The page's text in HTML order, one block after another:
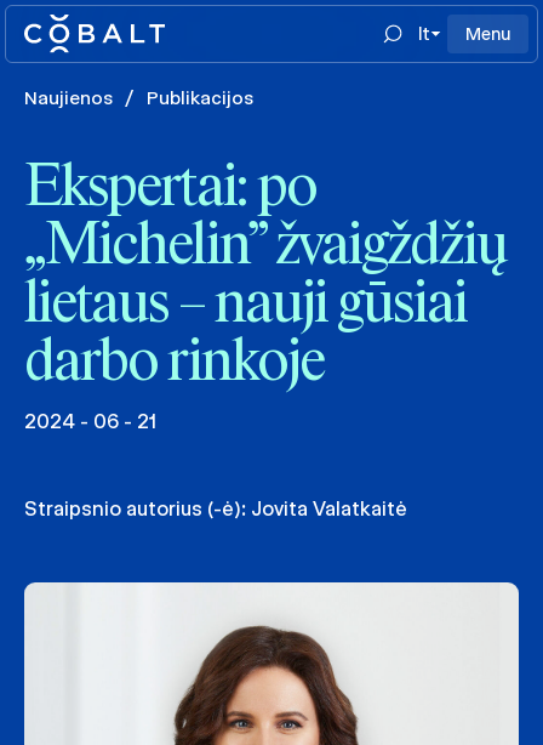
lt Menu
Naujienos / Publikacijos
Ekspertai: po
„Michelin” žvaigždžių
lietaus – nauji gūsiai
darbo rinkoje
2024 - 06 - 21
Straipsnio autorius (-ė): Jovita Valatkaitė